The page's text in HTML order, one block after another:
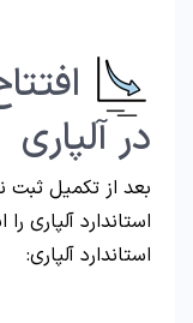
در آلپاری
بعد از تکمیل
استاندارد آلپاری
استاندارد آلپاری: